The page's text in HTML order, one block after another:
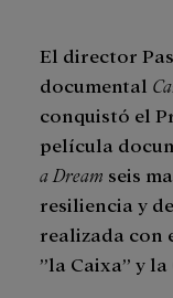
El director
documental
conquistó el
película
a Dream seis
resiliencia y
realizada con
”la Caixa” y la